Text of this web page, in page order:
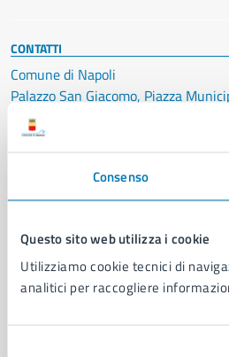
Consenso
Questo sito web utilizza i cookie
Utilizziamo cookie tecnici di
analitici per raccogliere
CONTATTI
Comune di Napoli
Palazzo San Giacomo, Piazza
P. IVA: 01207650639
LEI: 8156007FF4DEB97ABA09
PEC:urp@pec.comune.napoli.it
Centralino unico:0817951111
Leggi le FAQ